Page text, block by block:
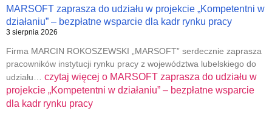
MARSOFT zaprasza do udziału w projekcie „Kompetentni w
działaniu” – bezpłatne wsparcie dla kadr rynku pracy
3 sierpnia 2026
Firma MARCIN ROKOSZEWSKI „MARSOFT” serdecznie zaprasza
pracowników instytucji rynku pracy z województwa lubelskiego do
udziału… czytaj więcej o MARSOFT zaprasza do udziału w
projekcie „Kompetentni w działaniu” – bezpłatne wsparcie
dla kadr rynku pracy